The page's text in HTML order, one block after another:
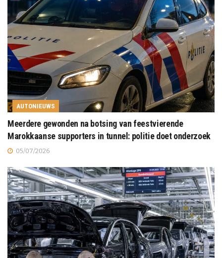
AUTONIEUWS
Meerdere gewonden na botsing van feestvierende
Marokkaanse supporters in tunnel: politie doet onderzoek
05/07/2026